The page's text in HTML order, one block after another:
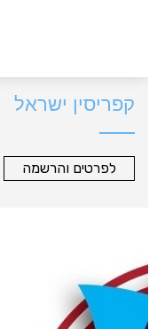
קפריסין ישראל
לפרטים והרשמה